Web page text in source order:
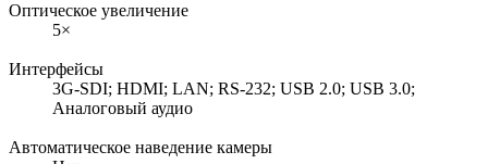
Оптическое увеличение
5×
Интерфейсы
3G-SDI; HDMI; LAN; RS-232; USB 2.0; USB 3.0;
Аналоговый аудио
Автоматическое наведение камеры